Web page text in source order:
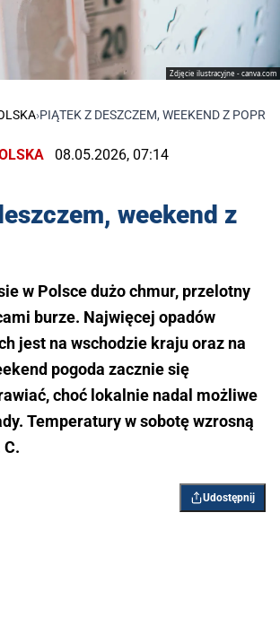
Zdjęcie ilustracyjne - canva.com
›PIĄTEK Z DESZCZEM, WEEKEND Z
08.05.2026, 07:14
weekend z
w Polsce dużo chmur, przelotny
burze. Najwięcej opadów
jest na wschodzie kraju oraz na
pogoda zacznie się
choć lokalnie nadal możliwe
Temperatury w sobotę wzrosną
Udostępnij